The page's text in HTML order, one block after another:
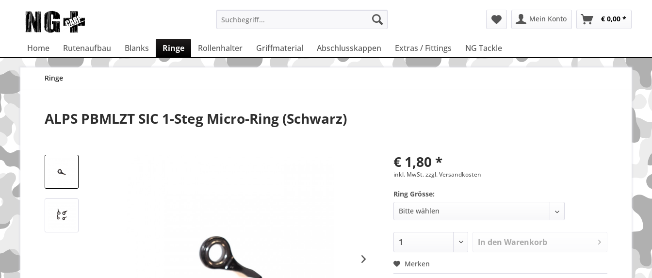
Mein Konto € 0,00 *
Home Rutenaufbau Blanks Ringe Rollenhalter Griffmaterial Abschlusskappen Extras / Fittings NG Tackle
Ringe
ALPS PBMLZT SIC 1-Steg Micro-Ring (Schwarz)
€ 1,80 *
inkl. MwSt. zzgl. Versandkosten
Ring Grösse:
In den Warenkorb
Merken